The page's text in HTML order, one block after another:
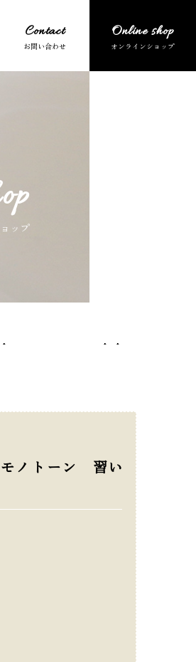
Contact Online shop
ップ
ノトーン 習い